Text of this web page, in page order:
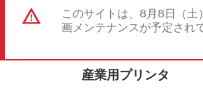
このサイトは、8月8日（
画メンテナンスが予定され
産業用プリンタ